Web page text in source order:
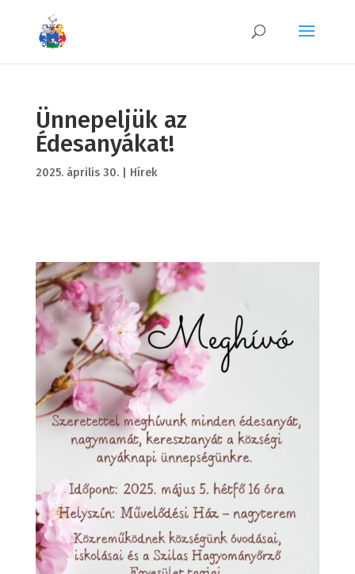
Ünnepeljük az
Édesanyákat!
2025. április 30.| Hírek